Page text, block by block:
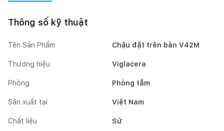
Thông số kỹ thuật
Tên Sản Phẩm Chậu đặt trên bàn V42M
Thương hiệu Viglacera
Phòng Phòng tắm
Sản xuất tại Việt Nam
Chất liệu Sứ